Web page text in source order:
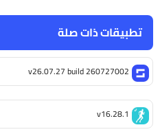
تطبيقات ذات صلة
v26.07.27 build 260727002
v16.28.1